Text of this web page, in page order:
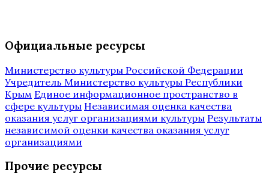
Официальные ресурсы
Министерство культуры Российской Федерации
Учредитель Министерство культуры Республики
Крым Единое информационное пространство в
сфере культуры Независимая оценка качества
оказания услуг организациями культуры Результаты
независимой оценки качества оказания услуг
организациями
Прочие ресурсы